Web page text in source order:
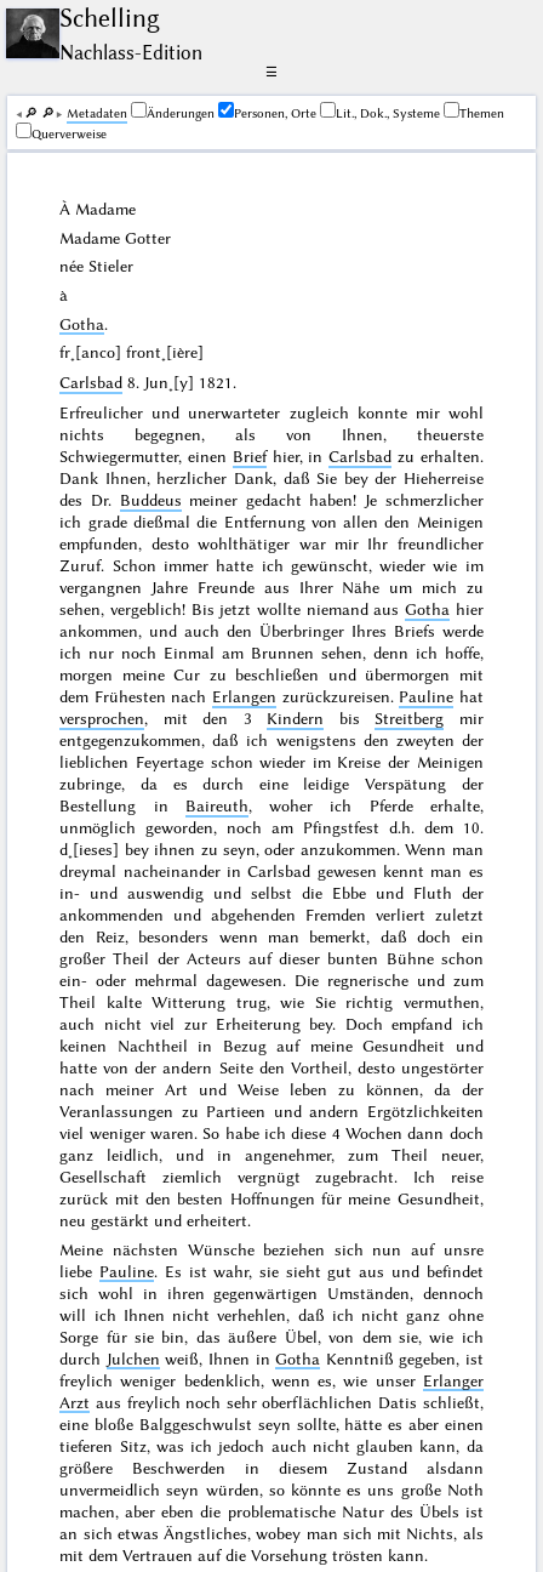
Schelling
Nachlass-Edition
☰
🔎︎ 🔎︎ Me­ta­da­ten Änderungen Personen, Orte Lit., Dok., Systeme
Themen
Querverweise
À Madame
MadameGotter
née Stieler
à
Gotha.
fr˖[anco] front˖[ière]
Carlsbad 8. Jun˖[y] 1821 .
Erfreulicher und unerwarteter zugleich konnte mir wohl
nichts begegnen, als von Ihnen, theuerste
Schwiegermutter, einen Briefhier, inCarlsbad zu erhalten.
Dank Ihnen, herzlicher Dank, daß Sie bey der Hieherreise
des Dr. Buddeus meiner gedacht haben! Je schmerzlicher
ich grade dießmal die Entfernung von allen den Meinigen
empfunden, desto wohlthätiger war mir Ihr freundlicher
Zuruf. Schon immer hatte ich gewünscht, wieder wie im
vergangnen Jahre Freunde aus Ihrer Nähe um mich zu
sehen, vergeblich! Bis jetzt wollte niemand ausGotha hier
ankommen, und auch den Überbringer Ihres Briefs werde
ich nur noch Einmal am Brunnen sehen, denn ich hoffe,
morgen meine Cur zu beschließen und übermorgen mit
dem Frühesten nach Erlangen zurückzureisen. Pauline hat
versprochen, mit den 3 Kindern bis Streitberg mir
entgegenzukommen, daß ich wenigstens den zweyten der
lieblichen Feyertage schon wieder im Kreise der Meinigen
zubringe, da es durch eine leidige Verspätung der
Bestellung in Baireuth, woher ich Pferde erhalte,
unmöglich geworden, noch am Pfingstfest d.h. dem 10.
d˖[ieses] bey ihnen zu seyn, oder anzukommen. Wenn man
dreymal nacheinander in Carlsbad gewesen kennt man es
in- und auswendig und selbst die Ebbe und Fluth der
ankommenden und abgehenden Fremden verliert zuletzt
den Reiz, besonders wenn man bemerkt, daß doch ein
großer Theil der Acteurs auf dieser bunten Bühne schon
ein- oder mehrmal dagewesen. Die regnerische und zum
Theil kalte Witterung trug, wie Sie richtig vermuthen,
auch nicht viel zur Erheiterung bey. Doch empfand ich
keinen Nachtheil in Bezug auf meine Gesundheit und
hatte von der andern Seite den Vortheil, desto ungestörter
nach meiner Art und Weise leben zu können, da der
Veranlassungen zu Partieen und andern Ergötzlichkeiten
viel weniger waren. So habe ich diese 4 Wochen dann doch
ganz leidlich, und in angenehmer, zum Theil neuer,
Gesellschaft ziemlich vergnügt zugebracht. Ich reise
zurück mit den besten Hoffnungen für meine Gesundheit,
neu gestärkt und erheitert.
Meine nächsten Wünsche beziehen sich nun auf unsre
liebe Pauline. Es ist wahr, sie sieht gut aus und befindet
sich wohl in ihren gegenwärtigen Umständen, dennoch
will ich Ihnen nicht verhehlen, daß ich nicht ganz ohne
Sorge für sie bin, das äußere Übel, von dem sie, wie ich
durch Julchen weiß, Ihnen inGotha Kenntniß gegeben, ist
freylich weniger bedenklich, wenn es, wie unser Erlanger
Arzt aus freylich noch sehr oberflächlichen Datis schließt,
eine bloße Balggeschwulst seyn sollte, hätte es aber einen
tieferen Sitz, was ich jedoch auch nicht glauben kann, da
größere Beschwerden in diesem Zustand alsdann
unvermeidlich seyn würden, so könnte es uns große Noth
machen, aber eben die problematische Natur des Übels ist
an sich etwas Ängstliches, wobey man sich mit Nichts, als
mit dem Vertrauen auf die Vorsehung trösten kann.